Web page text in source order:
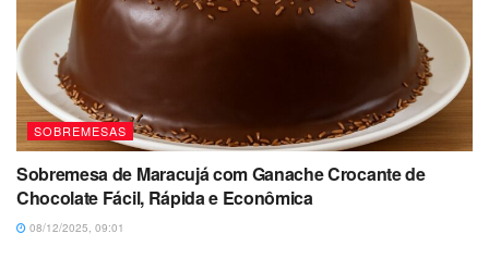
SOBREMESAS
Sobremesa de Maracujá com Ganache Crocante de
Chocolate Fácil, Rápida e Econômica
08/12/2025, 09:01